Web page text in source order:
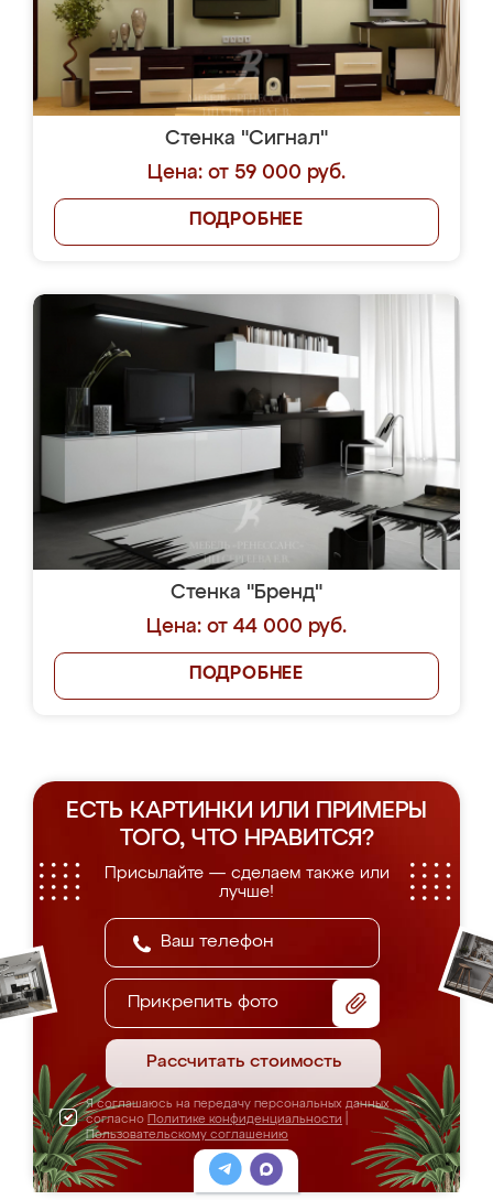
Стенка "Сигнал"
Цена: от 59 000 руб.
ПОДРОБНЕЕ
Стенка "Бренд"
Цена: от 44 000 руб.
ПОДРОБНЕЕ
ЕСТЬ КАРТИНКИ ИЛИ ПРИМЕРЫ
ТОГО, ЧТО НРАВИТСЯ?
Присылайте — сделаем также или
лучше!
Прикрепить фото
Рассчитать стоимость
Я соглашаюсь на передачу персональных данных
согласно Политике конфиденциальности
Пользовательскому соглашению